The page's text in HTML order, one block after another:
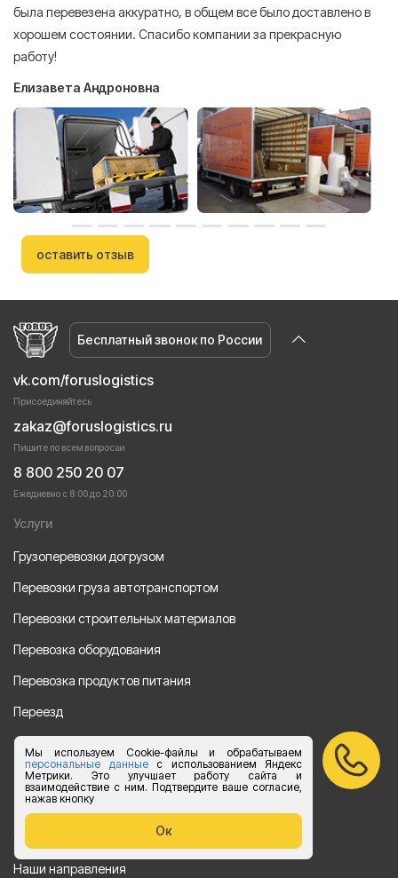
Мы используем Cookie-файлы и обрабатываем
персональные данныес использованием Яндекс
Метрики. Это улучшает работу сайта и
взаимодействие с ним. Подтвердите ваше согласие,
нажав кнопку
Ок
была перевезена аккуратно, в общем все было доставлено в
хорошем состоянии. Спасибо компании за прекрасную
работу!
Елизавета Андроновна
оставить отзыв
Бесплатный звонок по России
vk.com/foruslogistics
Присоединяйтесь
zakaz@foruslogistics.ru
Пишите по всем вопросаи
8 800 250 20 07
Ежедневно с 8:00 до 20:00
Услуги
Грузоперевозки догрузом
Перевозки груза автотранспортом
Перевозки строительных материалов
Перевозка оборудования
Перевозка продуктов питания
Переезд
Рефрежераторные перевозки
Перевозки автотехники
Перевозка алкогольной продукции
Наши направления